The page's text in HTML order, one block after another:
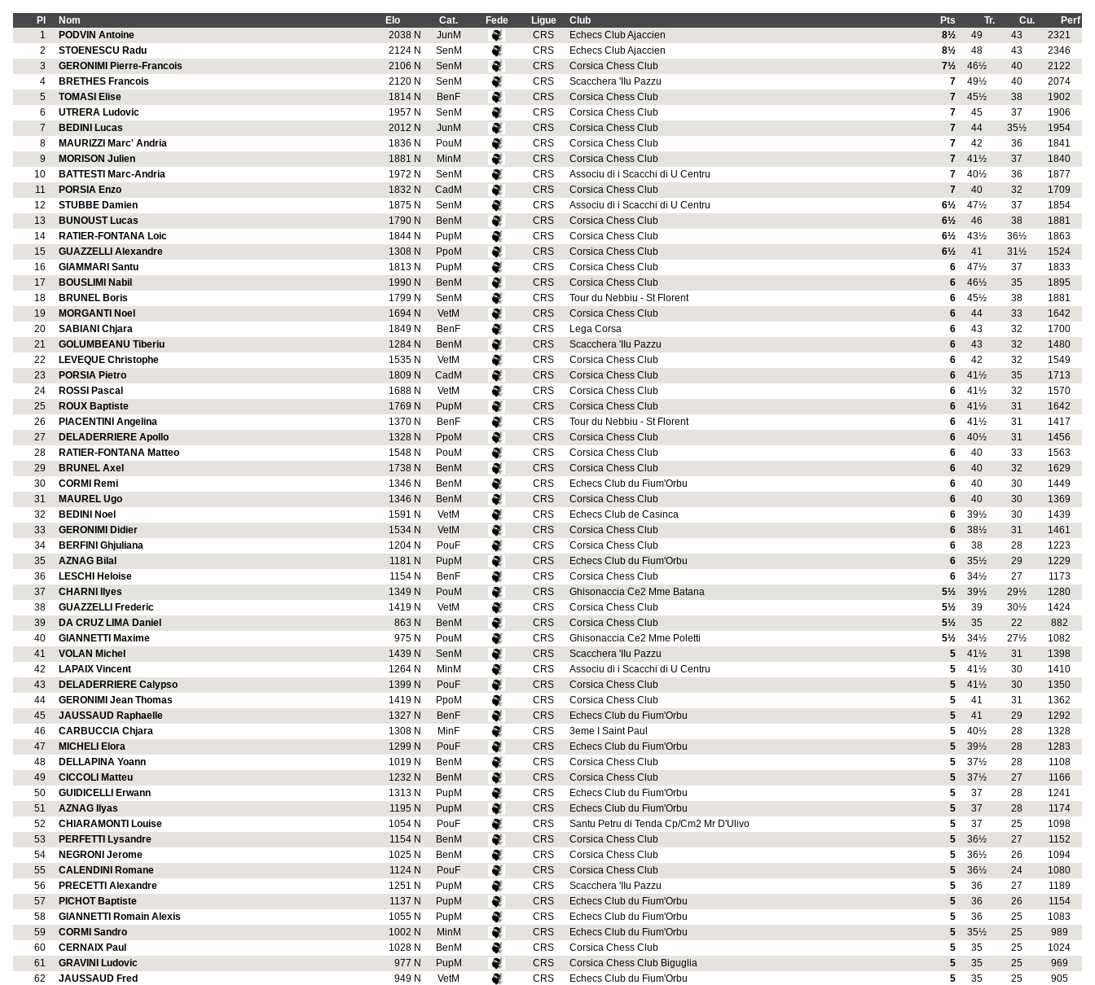
Pl Nom Elo Cat. Fede Ligue Club Pts Tr. Cu.
Perf
1
PODVIN Antoine 2038 N JunM CRS Echecs Club Ajaccien 8½ 49 43
2321
2
STOENESCU Radu 2124 N SenM CRS Echecs Club Ajaccien 8½ 48 43
2346
3
GERONIMI Pierre-Francois 2106 N SenM CRS Corsica Chess Club 7½ 46½ 40
2122
4
BRETHES Francois 2120 N SenM CRS Scacchera 'IIu Pazzu 7 49½ 40
2074
5
TOMASI Elise 1814 N BenF CRS Corsica Chess Club 7 45½ 38
1902
6
UTRERA Ludovic 1957 N SenM CRS Corsica Chess Club 7 45 37
1906
7
BEDINI Lucas 2012 N JunM CRS Corsica Chess Club 7 44 35½
1954
8
MAURIZZI Marc' Andria 1836 N PouM CRS Corsica Chess Club 7 42 36
1841
9
MORISON Julien 1881 N MinM CRS Corsica Chess Club 7 41½ 37
1840
10
BATTESTI Marc-Andria 1972 N SenM CRS Associu di i Scacchi di U Centru 7 40½ 36
1877
11
PORSIA Enzo 1832 N CadM CRS Corsica Chess Club 7 40 32
1709
12
STUBBE Damien 1875 N SenM CRS Associu di i Scacchi di U Centru 6½ 47½ 37
1854
13
BUNOUST Lucas 1790 N BenM CRS Corsica Chess Club 6½ 46 38
1881
14
RATIER-FONTANA Loic 1844 N PupM CRS Corsica Chess Club 6½ 43½ 36½
1863
15
GUAZZELLI Alexandre 1308 N PpoM CRS Corsica Chess Club 6½ 41 31½
1524
16
GIAMMARI Santu 1813 N PupM CRS Corsica Chess Club 6 47½ 37
1833
17
BOUSLIMI Nabil 1990 N BenM CRS Corsica Chess Club 6 46½ 35
1895
18
BRUNEL Boris 1799 N SenM CRS Tour du Nebbiu - St Florent 6 45½ 38
1881
19
MORGANTI Noel 1694 N VetM CRS Corsica Chess Club 6 44 33
1642
20
SABIANI Chjara 1849 N BenF CRS Lega Corsa 6 43 32
1700
21
GOLUMBEANU Tiberiu 1284 N BenM CRS Scacchera 'IIu Pazzu 6 43 32
1480
22
LEVEQUE Christophe 1535 N VetM CRS Corsica Chess Club 6 42 32
1549
23
PORSIA Pietro 1809 N CadM CRS Corsica Chess Club 6 41½ 35
1713
24
ROSSI Pascal 1688 N VetM CRS Corsica Chess Club 6 41½ 32
1570
25
ROUX Baptiste 1769 N PupM CRS Corsica Chess Club 6 41½ 31
1642
26
PIACENTINI Angelina 1370 N BenF CRS Tour du Nebbiu - St Florent 6 41½ 31
1417
27
DELADERRIERE Apollo 1328 N PpoM CRS Corsica Chess Club 6 40½ 31
1456
28
RATIER-FONTANA Matteo 1548 N PouM CRS Corsica Chess Club 6 40 33
1563
29
BRUNEL Axel 1738 N BenM CRS Corsica Chess Club 6 40 32
1629
30
CORMI Remi 1346 N BenM CRS Echecs Club du Fium'Orbu 6 40 30
1449
31
MAUREL Ugo 1346 N BenM CRS Corsica Chess Club 6 40 30
1369
32
BEDINI Noel 1591 N VetM CRS Echecs Club de Casinca 6 39½ 30
1439
33
GERONIMI Didier 1534 N VetM CRS Corsica Chess Club 6 38½ 31
1461
34
BERFINI Ghjuliana 1204 N PouF CRS Corsica Chess Club 6 38 28
1223
35
AZNAG Bilal 1181 N PupM CRS Echecs Club du Fium'Orbu 6 35½ 29
1229
36
LESCHI Heloise 1154 N BenF CRS Corsica Chess Club 6 34½ 27
1173
37
CHARNI Ilyes 1349 N PouM CRS Ghisonaccia Ce2 Mme Batana 5½ 39½ 29½
1280
38
GUAZZELLI Frederic 1419 N VetM CRS Corsica Chess Club 5½ 39 30½
1424
39
DA CRUZ LIMA Daniel 863 N BenM CRS Corsica Chess Club 5½ 35 22
882
40
GIANNETTI Maxime 975 N PouM CRS Ghisonaccia Ce2 Mme Poletti 5½ 34½ 27½
1082
41
VOLAN Michel 1439 N SenM CRS Scacchera 'IIu Pazzu 5 41½ 31
1398
42
LAPAIX Vincent 1264 N MinM CRS Associu di i Scacchi di U Centru 5 41½ 30
1410
43
DELADERRIERE Calypso 1399 N PouF CRS Corsica Chess Club 5 41½ 30
1350
44
GERONIMI Jean Thomas 1419 N PpoM CRS Corsica Chess Club 5 41 31
1362
45
JAUSSAUD Raphaelle 1327 N BenF CRS Echecs Club du Fium'Orbu 5 41 29
1292
46
CARBUCCIA Chjara 1308 N MinF CRS 3eme I Saint Paul 5 40½ 28
1328
47
MICHELI Elora 1299 N PouF CRS Echecs Club du Fium'Orbu 5 39½ 28
1283
48
DELLAPINA Yoann 1019 N BenM CRS Corsica Chess Club 5 37½ 28
1108
49
CICCOLI Matteu 1232 N BenM CRS Corsica Chess Club 5 37½ 27
1166
50
GUIDICELLI Erwann 1313 N PupM CRS Echecs Club du Fium'Orbu 5 37 28
1241
51
AZNAG Ilyas 1195 N PupM CRS Echecs Club du Fium'Orbu 5 37 28
1174
52
CHIARAMONTI Louise 1054 N PouF CRS Santu Petru di Tenda Cp/Cm2 Mr D'Ulivo 5 37 25
1098
53
PERFETTI Lysandre 1154 N BenM CRS Corsica Chess Club 5 36½ 27
1152
54
NEGRONI Jerome 1025 N BenM CRS Corsica Chess Club 5 36½ 26
1094
55
CALENDINI Romane 1124 N PouF CRS Corsica Chess Club 5 36½ 24
1080
56
PRECETTI Alexandre 1251 N PupM CRS Scacchera 'IIu Pazzu 5 36 27
1189
57
PICHOT Baptiste 1137 N PupM CRS Echecs Club du Fium'Orbu 5 36 26
1154
58
GIANNETTI Romain Alexis 1055 N PupM CRS Echecs Club du Fium'Orbu 5 36 25
1083
59
CORMI Sandro 1002 N MinM CRS Echecs Club du Fium'Orbu 5 35½ 25
989
60
CERNAIX Paul 1028 N BenM CRS Corsica Chess Club 5 35 25
1024
61
GRAVINI Ludovic 977 N PupM CRS Corsica Chess Club Biguglia 5 35 25
969
62
JAUSSAUD Fred 949 N VetM CRS Echecs Club du Fium'Orbu 5 35 25
905